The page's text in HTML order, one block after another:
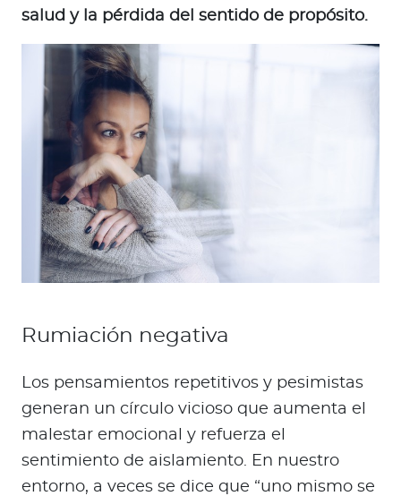
salud y la pérdida del sentido de propósito.
Rumiación negativa
Los pensamientos repetitivos y pesimistas
generan un círculo vicioso que aumenta el
malestar emocional y refuerza el
sentimiento de aislamiento. En nuestro
entorno, a veces se dice que “uno mismo se